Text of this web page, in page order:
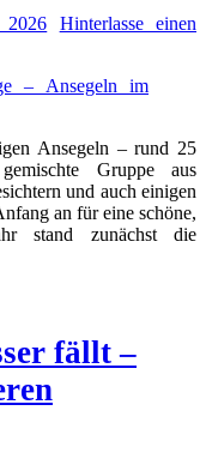
Hinterlasse einen
Ansegeln – rund 25
Gruppe aus
und auch einigen
an für eine schöne,
stand zunächst die
fällt –